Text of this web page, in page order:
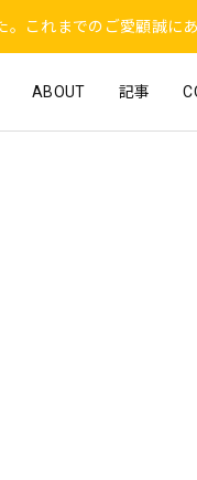
これまでのご愛顧誠にあ
ABOUT 記事